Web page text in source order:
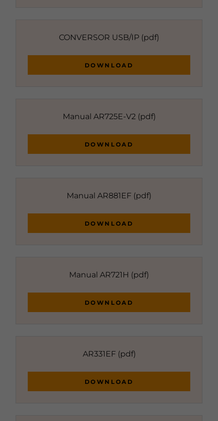
CONVERSOR USB/IP (pdf)
DOWNLOAD
Manual AR725E-V2(pdf)
DOWNLOAD
Manual AR881EF (pdf)
DOWNLOAD
Manual AR721H (pdf)
DOWNLOAD
AR331EF(pdf)
DOWNLOAD